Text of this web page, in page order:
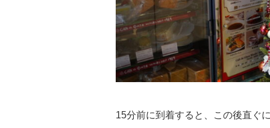
15分前に到着すると、この後直ぐ